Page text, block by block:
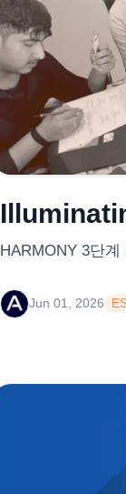
HARMONY 3단
Jun 01, 2026